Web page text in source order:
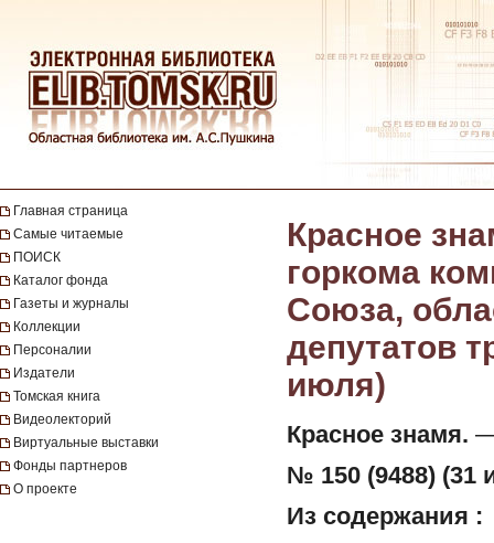
Главная страница
Самые читаемые
ПОИСК
Каталог фонда
Газеты и журналы
Коллекции
Персоналии
Издатели
Томская книга
Видеолекторий
Виртуальные выставки
Фонды партнеров
О проекте
Красное
горкома
Союза,
депутатов
июля)
Красное знамя. —
№ 150 (9488) (31
Из содержания :